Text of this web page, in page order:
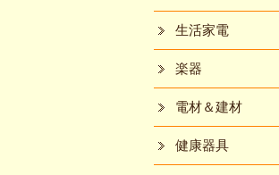
生活家電
楽器
電材＆建材
健康器具